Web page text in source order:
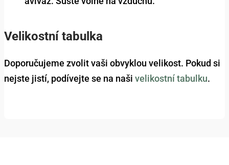
Velikostní tabulka
Doporučujeme zvolit vaši obvyklou velikost. Pokud si
nejste jistí, podívejte se na naši velikostní tabulku.